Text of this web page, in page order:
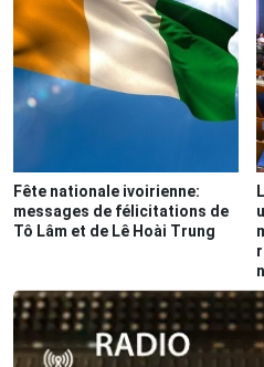
Fête nationale ivoirienne:
messages de félicitations de
Tô Lâm et de Lê Hoài Trung